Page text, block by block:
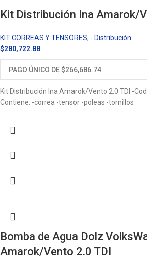
Kit Distribución Ina Amarok/
KIT CORREAS Y TENSORES, - Distribución
$280,722.88
Kit Distribución Ina Amarok/Vento 2.0 TDI -
Contiene: -correa -tensor -poleas -tornillos
Bomba de Agua Dolz
Amarok/Vento 2.0 TDI